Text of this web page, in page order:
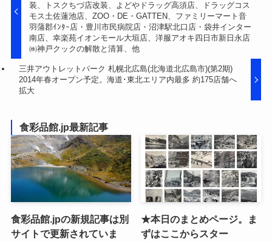
装、トスクちづ店改装、よどやドラッグ高須店、ドラッグコス
モス土佐蓮池店、ZOO・DE・GATTEN、ファミリーマート音
羽蒲郡ｲﾝﾀｰ店・豊川市民病院店・沼津駅北口店・袋井インター
南店、幸楽苑イオンモール大垣店、洋服アオキ四日市新日永店
㈱神戸クックの解散と清算、他
三井アウトレットパーク 札幌北広島(北海道北広島市)(第2期)
2014年春オープン予定。海道･東北エリア内最多 約175店舗へ
拡大
食彩品館.jp最新記事
食彩品館.jpの新規記事は別
サイトで更新されていま
★本日のまとめページ。ま
ずはここからスター